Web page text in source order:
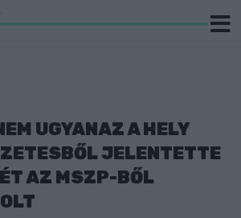
UGYANAZ A HELY
JELENTETTE
AZ MSZP-BŐL